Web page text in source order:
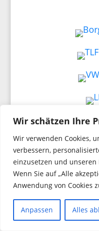
Wir schätzen Ihre
Wir verwenden Cookies,
verbessern,
einzusetzen und
Wenn Sie auf „Alle
Anwendung von Cookies
Anpassen Alles
Impressum